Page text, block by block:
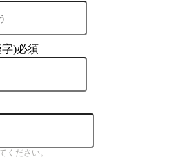
)必須
ください。